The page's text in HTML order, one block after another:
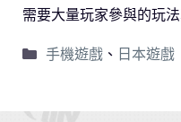
需要大量玩家參與的玩
手機遊戲、 日本遊戲